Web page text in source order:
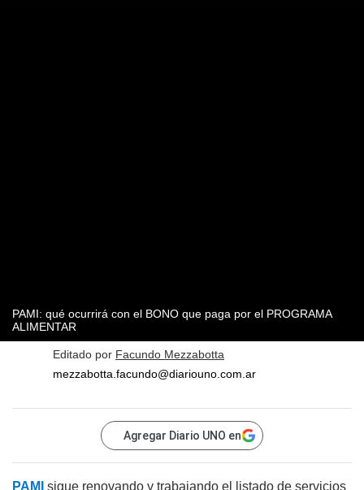
PAMI: qué ocurrirá con el BONO que paga por el PROGRAMA
ALIMENTAR
Editado por Facundo Mezzabotta
mezzabotta.facundo@diariouno.com.ar
Agregar Diario UNO en
PAMI sigue renovando y trabajando el listado de servicios